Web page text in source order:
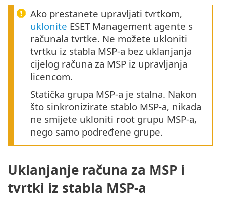
Ako prestanete upravljati tvrtkom,
uklonite ESET Management agente s
računala tvrtke. Ne možete ukloniti
tvrtku iz stabla MSP-a bez uklanjanja
cijelog računa za MSP iz upravljanja
licencom.
Statička grupa MSP-a je stalna. Nakon
što sinkronizirate stablo MSP-a, nikada
ne smijete ukloniti root grupu MSP-a,
nego samo podređene grupe.
Uklanjanje računa za MSP i
tvrtki iz stabla MSP-a